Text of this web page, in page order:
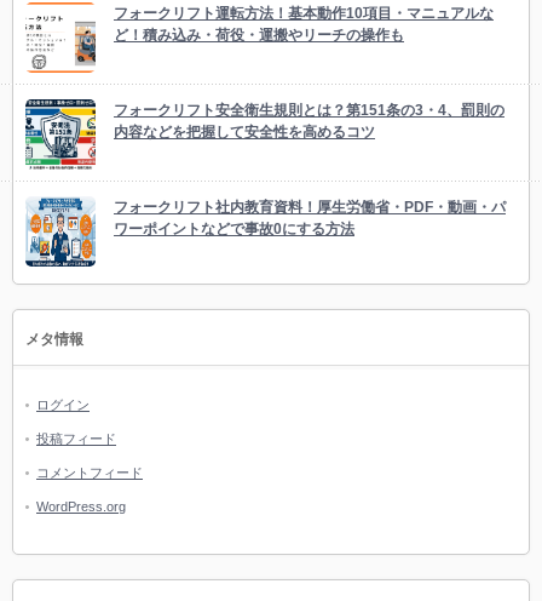
フォークリフト運転方法！基本動作10項目・マニュアルな
ど！積み込み・荷役・運搬やリーチの操作も
フォークリフト安全衛生規則とは？第151条の3・4、罰則の
内容などを把握して安全性を高めるコツ
フォークリフト社内教育資料！厚生労働省・PDF・動画・パ
ワーポイントなどで事故0にする方法
メタ情報
ログイン
投稿フィード
コメントフィード
WordPress.org